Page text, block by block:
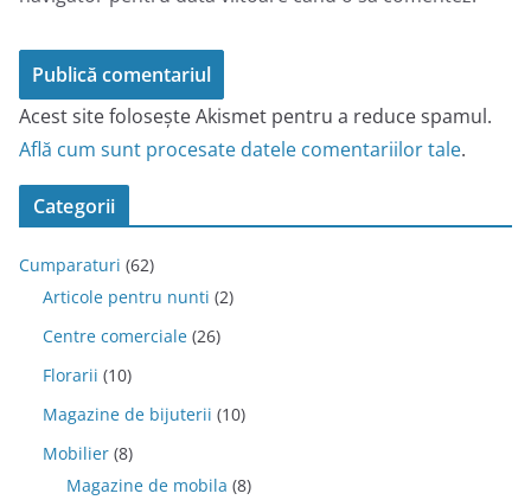
Acest site folosește Akismet pentru a reduce spamul.
Află cum sunt procesate datele comentariilor tale.
Categorii
Cumparaturi (62)
Articole pentru nunti (2)
Centre comerciale (26)
Florarii (10)
Magazine de bijuterii (10)
Mobilier (8)
Magazine de mobila (8)